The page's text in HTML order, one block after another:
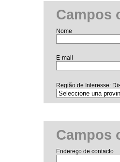
Campos
Nome
E-mail
Região de Interesse:
Campos
Endereço de contacto